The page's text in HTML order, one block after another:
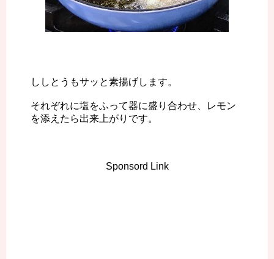
ししとうもサッと素揚げします。
それぞれに塩をふって器に盛り合わせ、レモン
を添えたら出来上がりです。
Sponsord Link